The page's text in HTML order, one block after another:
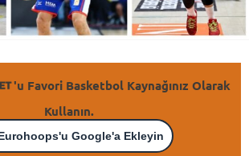
'u Favori Basketbol Kaynağınız Olarak
Kullanın.
Google'a Ekleyin